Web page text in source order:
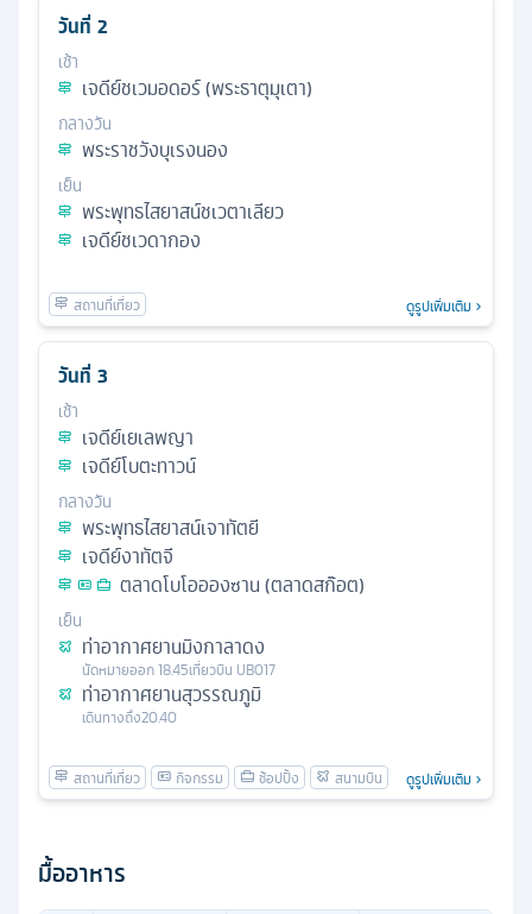
วันที่ 2
เช้า
เจดีย์ชเวมอดอร์ (พระธาตุมุเตา)
กลางวัน
พระราชวังบุเรงนอง
เย็น
พระพุทธไสยาสน์ชเวตาเลียว
เจดีย์ชเวดากอง
ดูรูปเพิ่มเติม
วันที่ 3
เช้า
เจดีย์เยเลพญา
เจดีย์โบตะทาวน์
กลางวัน
พระพุทธไสยาสน์เจาทัตยี
เจดีย์งาทัตจี
ตลาดโบโออองซาน (ตลาดสก๊อต)
เย็น
ท่าอากาศยานมิงกาลาดง
นัดหมายออก18.45เที่ยวบิน UB017
ท่าอากาศยานสุวรรณภูมิ
เดินทางถึง20.40
ดูรูปเพิ่มเติม
มื้ออาหาร